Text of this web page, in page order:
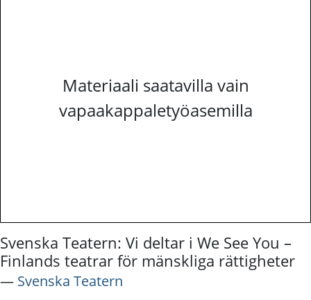
Materiaali saatavilla vain
vapaakappaletyöasemilla
Svenska Teatern: Vi deltar i We See You –
Finlands teatrar för mänskliga rättigheter
― Svenska Teatern